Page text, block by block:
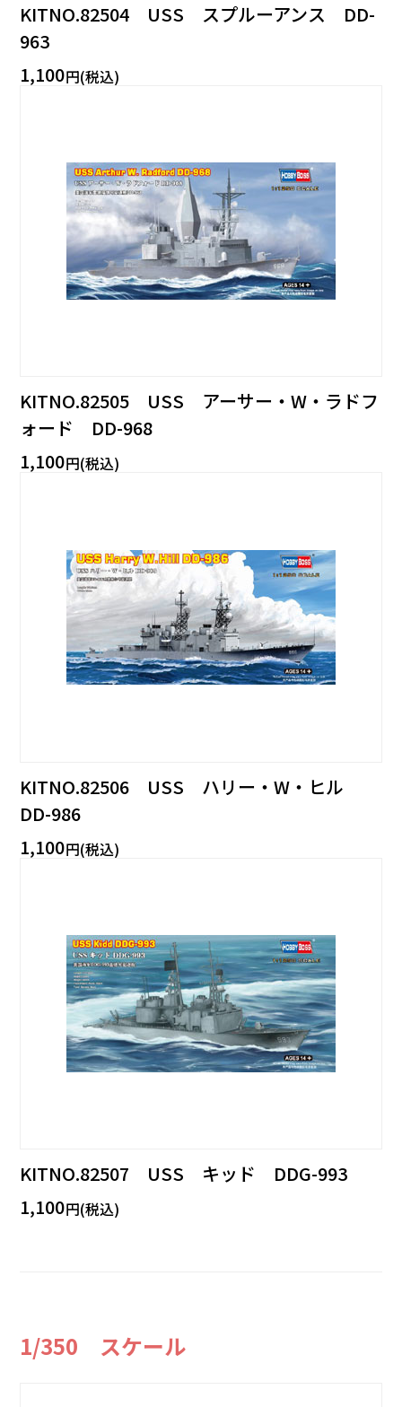
KITNO.82504 USS スプルーアンス DD-
963
1,100円(税込)
KITNO.82505 USS アーサー・W・ラドフ
ォード DD-968
1,100円(税込)
KITNO.82506 USS ハリー・W・ヒル
DD-986
1,100円(税込)
KITNO.82507 USS キッド DDG-993
1,100円(税込)
1/350 スケール